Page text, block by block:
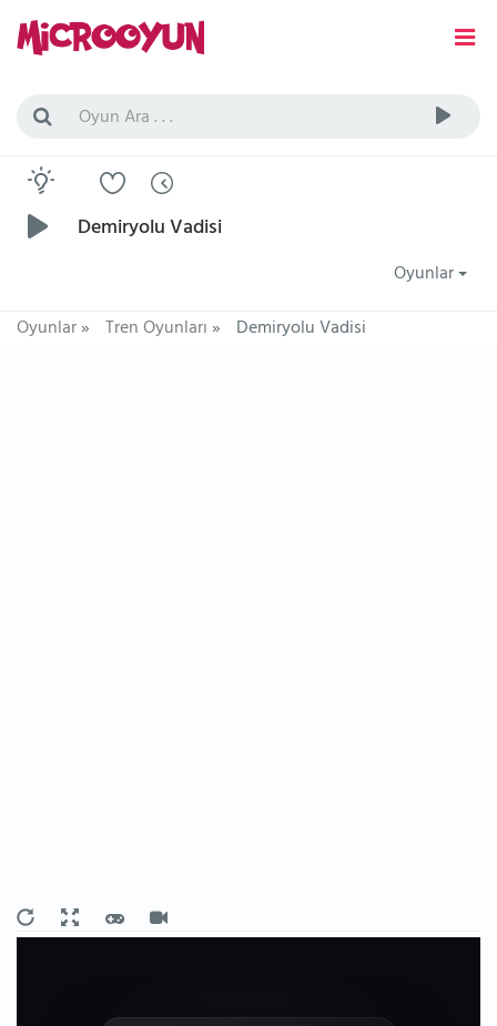
Demiryolu Vadisi
Oyunlar
Oyunlar» Tren Oyunları» Demiryolu Vadisi